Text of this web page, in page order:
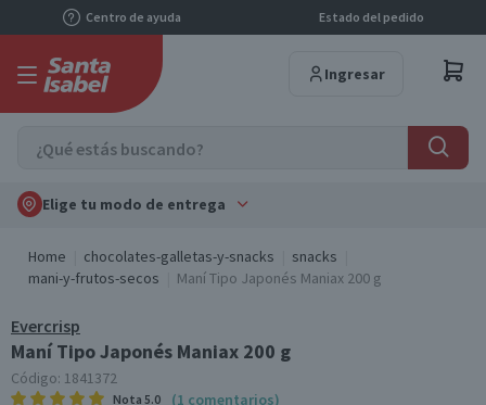
Centro de ayuda Estado del pedido
Ingresar
Elige tu modo de entrega
Home chocolates-galletas-y-snacks
snacks
mani-y-frutos-secos
Maní Tipo Japonés Maniax 200 g
Evercrisp
Maní Tipo Japonés Maniax 200 g
Código: 1841372
Nota 5.0 (1 comentarios)